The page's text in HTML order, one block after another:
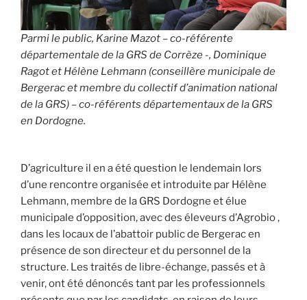
Parmi le public, Karine Mazot – co-référente
départementale de la GRS de Corrèze -, Dominique
Ragot et Hélène Lehmann (conseillère municipale de
Bergerac et membre du collectif d’animation national
de la GRS) – co-référents départementaux de la GRS
en Dordogne.
D’agriculture il en a été question le lendemain lors
d’une rencontre organisée et introduite par Hélène
Lehmann, membre de la GRS Dordogne et élue
municipale d’opposition, avec des éleveurs d’Agrobio ,
dans les locaux de l’abattoir public de Bergerac en
présence de son directeur et du personnel de la
structure. Les traités de libre-échange, passés et à
venir, ont été dénoncés tant par les professionnels